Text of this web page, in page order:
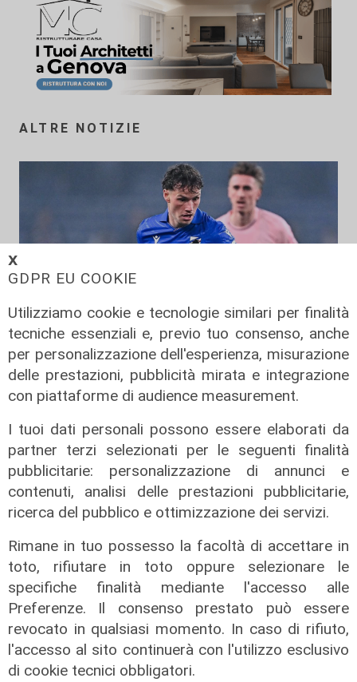
𝗫
GDPR EU COOKIE
Utilizziamo cookie e tecnologie similari per finalità
tecniche essenziali e, previo tuo consenso, anche
per personalizzazione dell'esperienza, misurazione
delle prestazioni, pubblicità mirata e integrazione
con piattaforme di audience measurement.
I tuoi dati personali possono essere elaborati da
partner terzi selezionati per le seguenti finalità
pubblicitarie: personalizzazione di annunci e
contenuti, analisi delle prestazioni pubblicitarie,
ricerca del pubblico e ottimizzazione dei servizi.
Rimane in tuo possesso la facoltà di accettare in
toto, rifiutare in toto oppure selezionare le
specifiche finalità mediante l'accesso alle
Preferenze. Il consenso prestato può essere
revocato in qualsiasi momento. In caso di rifiuto,
l'accesso al sito continuerà con l'utilizzo esclusivo
di cookie tecnici obbligatori.
ALTRE NOTIZIE
Sampdoria, Begic migliora. Pressing
per il portiere Vindhal
di Redazione Sport
Mercato